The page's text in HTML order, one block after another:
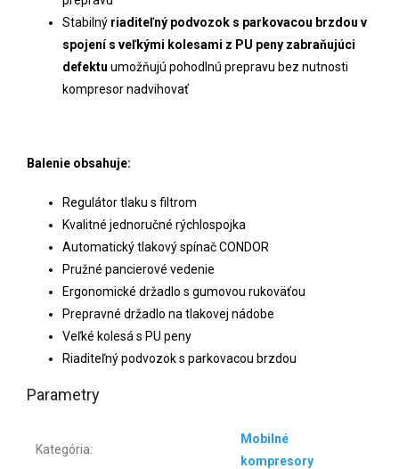
Stabilný riaditeľný podvozok s parkovacou brzdou v
spojení s veľkými kolesami z PU peny zabraňujúci
defektu umožňujú pohodlnú prepravu bez nutnosti
kompresor nadvihovať
Balenie obsahuje:
Regulátor tlaku s filtrom
Kvalitné jednoručné rýchlospojka
Automatický tlakový spínač CONDOR
Pružné pancierové vedenie
Ergonomické držadlo s gumovou rukoväťou
Prepravné držadlo na tlakovej nádobe
Veľké kolesá s PU peny
Riaditeľný podvozok s parkovacou brzdou
Parametry
Kategória:
Mobilné
kompresory